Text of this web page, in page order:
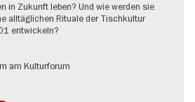
in Zukunft leben? Und wie werden sie
alltäglichen Rituale der Tischkultur
entwickeln?
am Kulturforum